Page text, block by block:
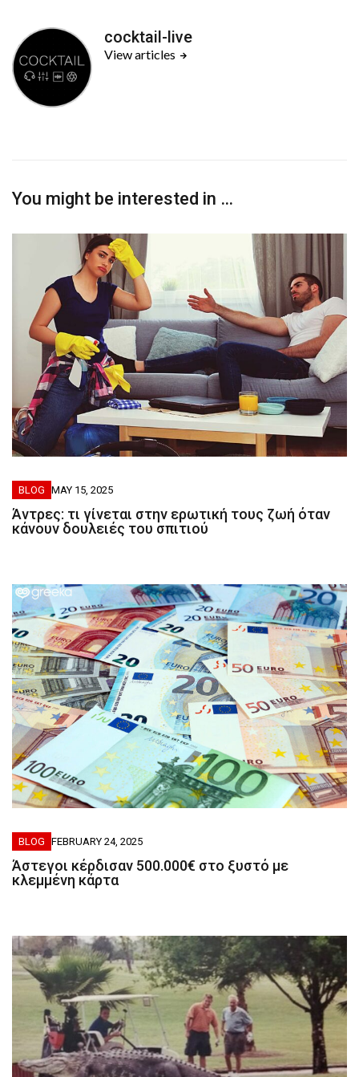
cocktail-live
View articles
You might be interested in …
BLOG MAY 15, 2025
Άντρες: τι γίνεται στην ερωτική τους ζωή όταν
κάνουν δουλειές του σπιτιού
BLOG FEBRUARY 24, 2025
Άστεγοι κέρδισαν 500.000€ στο ξυστό με
κλεμμένη κάρτα